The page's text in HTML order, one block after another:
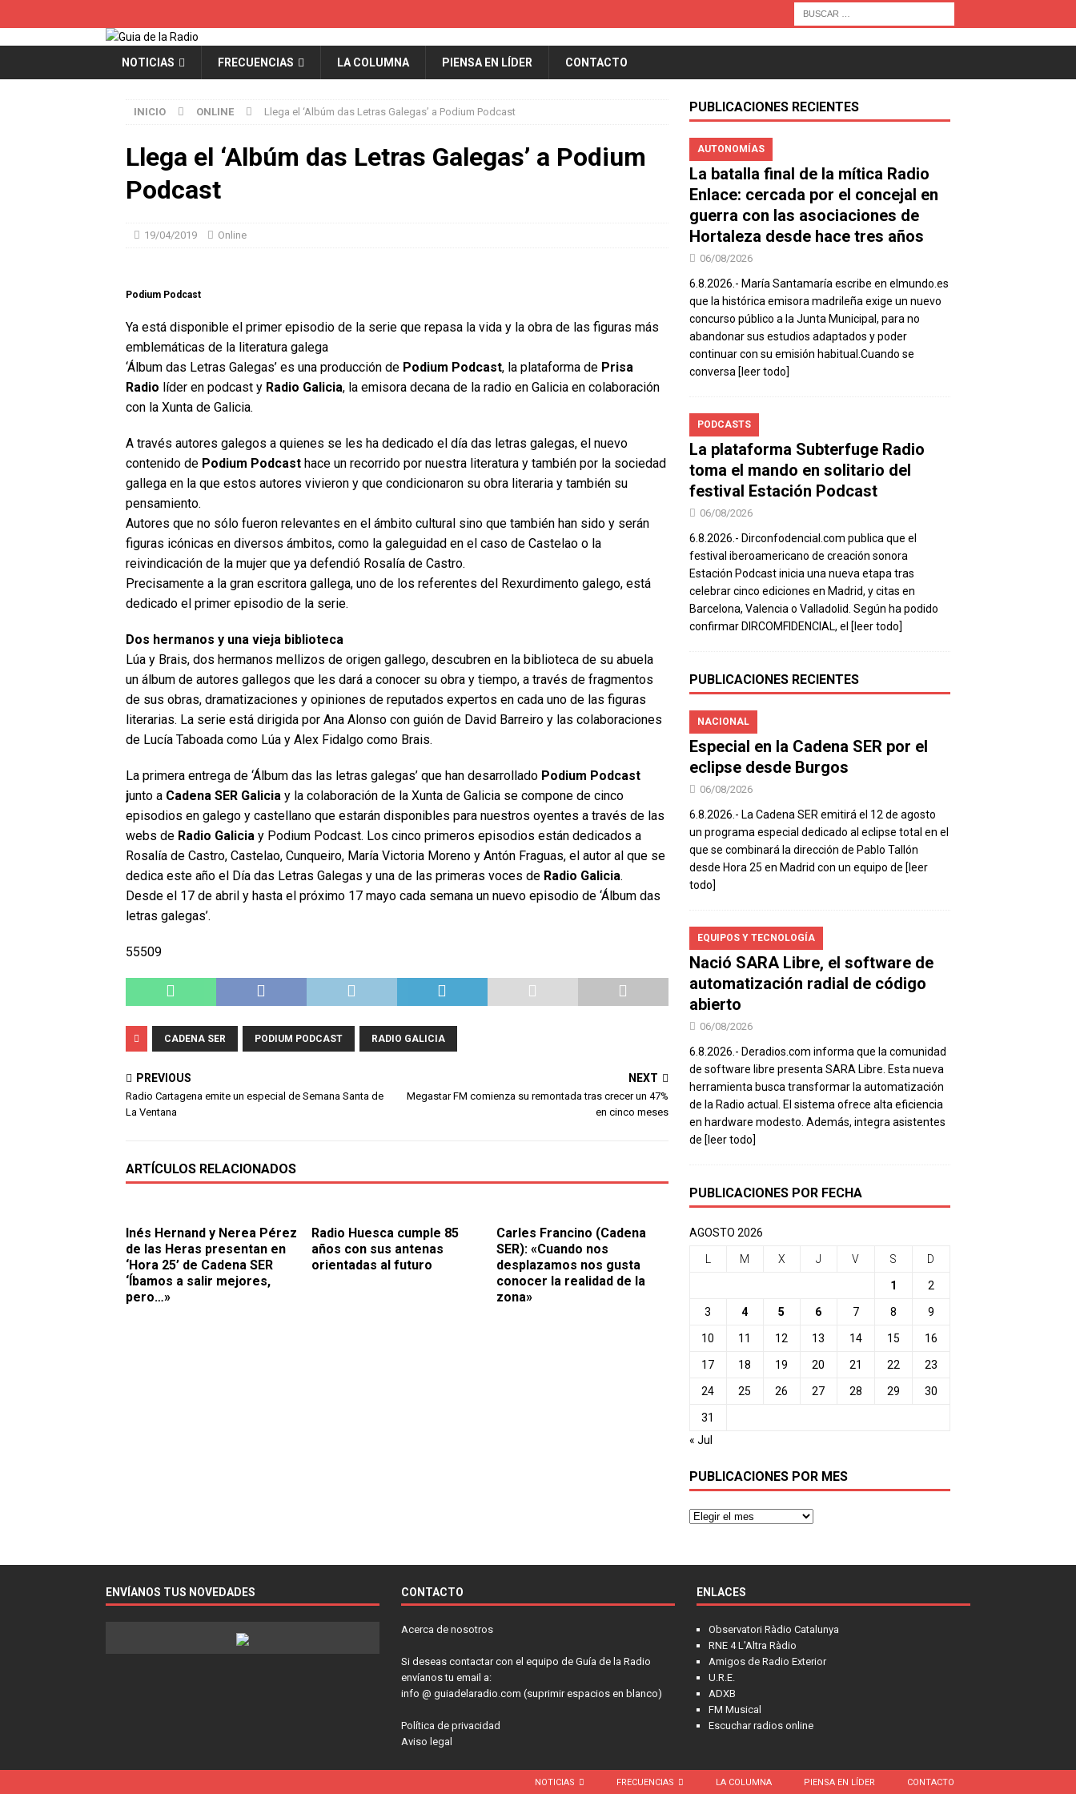
NOTICIAS FRECUENCIAS LA COLUMNA PIENSA EN LÍDER CONTACTO
INICIO ONLINE Llega el ‘Albúm das Letras Galegas’ a Podium Podcast
Llega el ‘Albúm das Letras Galegas’ a Podium
Podcast
19/04/2019 Online
Podium Podcast
Ya está disponible el primer episodio de la serie que repasa la vida y la obra de las figuras más
emblemáticas de la literatura galega
‘Álbum das Letras Galegas’ es una producción de Podium Podcast, la plataforma de Prisa
Radio líder en podcast y Radio Galicia, la emisora decana de la radio en Galicia en colaboración
con la Xunta de Galicia.
A través autores galegos a quienes se les ha dedicado el día das letras galegas, el nuevo
contenido de Podium Podcast hace un recorrido por nuestra literatura y también por la sociedad
gallega en la que estos autores vivieron y que condicionaron su obra literaria y también su
pensamiento.
Autores que no sólo fueron relevantes en el ámbito cultural sino que también han sido y serán
figuras icónicas en diversos ámbitos, como la galeguidad en el caso de Castelao o la
reivindicación de la mujer que ya defendió Rosalía de Castro.
Precisamente a la gran escritora gallega, uno de los referentes del Rexurdimento galego, está
dedicado el primer episodio de la serie.
Dos hermanos y una vieja biblioteca
Lúa y Brais, dos hermanos mellizos de origen gallego, descubren en la biblioteca de su abuela
un álbum de autores gallegos que les dará a conocer su obra y tiempo, a través de fragmentos
de sus obras, dramatizaciones y opiniones de reputados expertos en cada uno de las figuras
literarias. La serie está dirigida por Ana Alonso con guión de David Barreiro y las colaboraciones
de Lucía Taboada como Lúa y Alex Fidalgo como Brais.
La primera entrega de ‘Álbum das las letras galegas’ que han desarrollado Podium Podcast
junto a Cadena SER Galicia y la colaboración de la Xunta de Galicia se compone de cinco
episodios en galego y castellano que estarán disponibles para nuestros oyentes a través de las
webs de Radio Galicia y Podium Podcast. Los cinco primeros episodios están dedicados a
Rosalía de Castro, Castelao, Cunqueiro, María Victoria Moreno y Antón Fraguas, el autor al que se
dedica este año el Día das Letras Galegas y una de las primeras voces de Radio Galicia.
Desde el 17 de abril y hasta el próximo 17 mayo cada semana un nuevo episodio de ‘Álbum das
letras galegas’.
55509
CADENA SER PODIUM PODCAST RADIO GALICIA
PREVIOUS
Radio Cartagena emite un especial de Semana Santa de
La Ventana
NEXT
Megastar FM comienza su remontada tras crecer un 47%
en cinco meses
ARTÍCULOS RELACIONADOS
Inés Hernand y Nerea Pérez
de las Heras presentan en
‘Hora 25’ de Cadena SER
‘Íbamos a salir mejores,
pero…»
Radio Huesca cumple 85
años con sus antenas
orientadas al futuro
Carles Francino (Cadena
SER): «Cuando nos
desplazamos nos gusta
conocer la realidad de la
zona»
PUBLICACIONES RECIENTES
AUTONOMÍAS
La batalla final de la mítica Radio
Enlace: cercada por el concejal en
guerra con las asociaciones de
Hortaleza desde hace tres años
06/08/2026
6.8.2026.- María Santamaría escribe en elmundo.es
que la histórica emisora madrileña exige un nuevo
concurso público a la Junta Municipal, para no
abandonar sus estudios adaptados y poder
continuar con su emisión habitual.Cuando se
conversa [leer todo]
PODCASTS
La plataforma Subterfuge Radio
toma el mando en solitario del
festival Estación Podcast
06/08/2026
6.8.2026.- Dirconfodencial.com publica que el
festival iberoamericano de creación sonora
Estación Podcast inicia una nueva etapa tras
celebrar cinco ediciones en Madrid, y citas en
Barcelona, Valencia o Valladolid. Según ha podido
confirmar DIRCOMFIDENCIAL, el [leer todo]
PUBLICACIONES RECIENTES
NACIONAL
Especial en la Cadena SER por el
eclipse desde Burgos
06/08/2026
6.8.2026.- La Cadena SER emitirá el 12 de agosto
un programa especial dedicado al eclipse total en el
que se combinará la dirección de Pablo Tallón
desde Hora 25 en Madrid con un equipo de [leer
todo]
EQUIPOS Y TECNOLOGÍA
Nació SARA Libre, el software de
automatización radial de código
abierto
06/08/2026
6.8.2026.- Deradios.com informa que la comunidad
de software libre presenta SARA Libre. Esta nueva
herramienta busca transformar la automatización
de la Radio actual. El sistema ofrece alta eficiencia
en hardware modesto. Además, integra asistentes
de [leer todo]
PUBLICACIONES POR FECHA
AGOSTO 2026
M X J V S D
1 2
3 4 5 6 7 8 9
10 11 12 13 14 15 16
17 18 19 20 21 22 23
24 25 26 27 28 29 30
31
« Jul
PUBLICACIONES POR MES
ENVÍANOS TUS NOVEDADES CONTACTO
Acerca de nosotros
Si deseas contactar con el equipo de Guía de la Radio
envíanos tu email a:
info @ guiadelaradio.com (suprimir espacios en blanco)
Política de privacidad
Aviso legal
ENLACES
Observatori Ràdio Catalunya
RNE 4 L'Altra Ràdio
Amigos de Radio Exterior
U.R.E.
ADXB
FM Musical
Escuchar radios online
NOTICIAS FRECUENCIAS LA COLUMNA PIENSA EN LÍDER CONTACTO